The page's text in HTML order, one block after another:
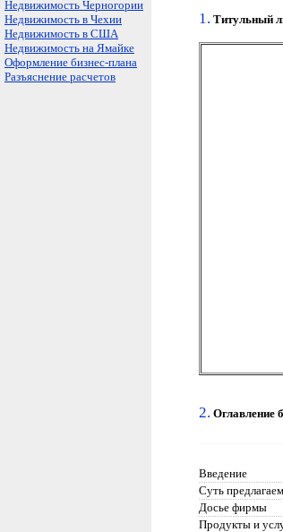
Недвижимость Черногории
Недвижимость в Чехии
Недвижимость в США
Недвижимость на Ямайке
Оформление бизнес-плана
Разъяснение расчетов
1. Титульный
2. Оглавление
Введение
Суть
Досье фирмы
Продукты и